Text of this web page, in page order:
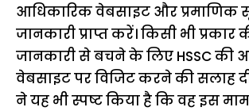
आधिकारिक वेबसाइट और प्रमाणिक
जानकारी प्राप्त करें। किसी भी
जानकारी से बचने के लिए HSSC की
वेबसाइट पर विजिट करने की सलाह
ने यह भी स्पष्ट किया है कि वह इस